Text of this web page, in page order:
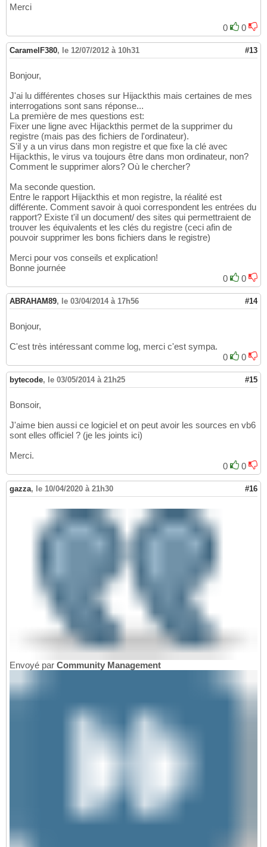
Merci
0 0
CaramelF380, le 12/07/2012 à 10h31 #13
Bonjour,
J'ai lu différentes choses sur Hijackthis mais certaines de mes
interrogations sont sans réponse...
La première de mes questions est:
Fixer une ligne avec Hijackthis permet de la supprimer du
registre (mais pas des fichiers de l'ordinateur).
S'il y a un virus dans mon registre et que fixe la clé avec
Hijackthis, le virus va toujours être dans mon ordinateur, non?
Comment le supprimer alors? Où le chercher?
Ma seconde question.
Entre le rapport Hijackthis et mon registre, la réalité est
différente. Comment savoir à quoi correspondent les entrées du
rapport? Existe t'il un document/ des sites qui permettraient de
trouver les équivalents et les clés du registre (ceci afin de
pouvoir supprimer les bons fichiers dans le registre)
Merci pour vos conseils et explication!
Bonne journée
0
0
ABRAHAM89, le 03/04/2014 à 17h56 #14
Bonjour,
C'est très intéressant comme log, merci c'est sympa.
0
0
bytecode, le 03/05/2014 à 21h25 #15
Bonsoir,
J'aime bien aussi ce logiciel et on peut avoir les sources en vb6
sont elles officiel ? (je les joints ici)
Merci.
0
0
gazza, le 10/04/2020 à 21h30 #16
Envoyé par Community Management